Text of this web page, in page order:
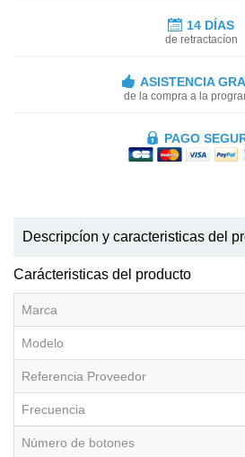
14 DÍAS
de retractacíon
ASISTENCIA
de la compra a la
PAGO
Descripcíon y caracteristicas del
Carácteristicas del producto
Marca
Modelo
Referencia Proveedor
Frecuencia
Número de botones